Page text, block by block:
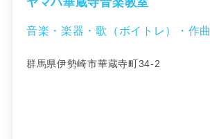
音楽・楽器・歌（ボイトレ）・作曲
群馬県伊勢崎市華蔵寺町34-2